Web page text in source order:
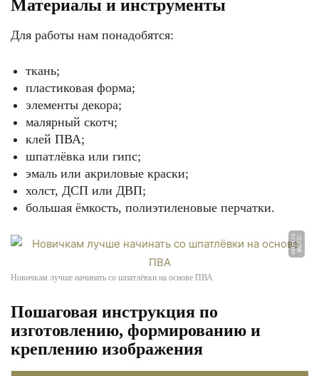
Материалы и инструменты
Для работы нам понадобятся:
ткань;
пластиковая форма;
элементы декора;
малярный скотч;
клей ПВА;
шпатлёвка или гипс;
эмаль или акриловые краски;
холст, ДСП или ДВП;
большая ёмкость, полиэтиленовые перчатки.
Ф
О
Т
О:
v
a
t
e
t.
r
u
Новичкам лучше начинать со шпатлёвки на основе ПВА
Пошаговая инструкция по
изготовлению, формированию и
креплению изображения